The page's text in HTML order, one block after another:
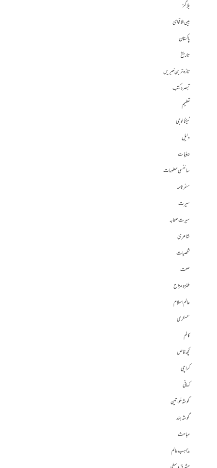
بلاگز
بین الاقوامی
پاکستان
تاریخ
تازہ ترین خبریں
تبصرہ کتب
تعلیم
ٹیکنالوجی
دلیل
دینیات
سائنسی معلومات
سفرنامہ
سیرت
سیرت صحابہ
شاعری
شخصیات
صحت
طنز و مزاح
عالم اسلام
عسکری
کالم
کچھ خاص
کراچی
کہانی
گوشہ خواتین
گوشہ ہند
مباحث
مذاہب عالم